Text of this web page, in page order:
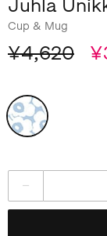
Juhla
Cup & Mug
¥4,620